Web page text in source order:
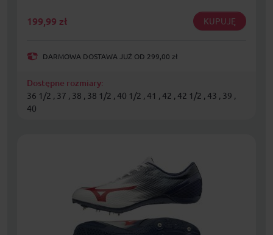
199,99 zł KUPUJĘ
DARMOWA DOSTAWA JUŻ OD 299,00 zł
Dostępne rozmiary:
36 1/2 , 37 , 38 , 38 1/2 , 40 1/2 , 41 , 42 , 42 1/2 , 43 , 39 ,
40